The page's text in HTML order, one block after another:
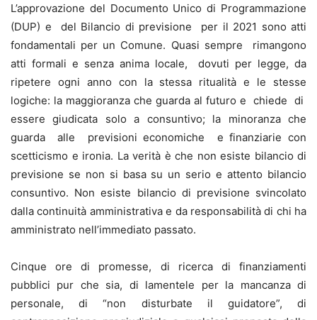
L’approvazione del Documento Unico di Programmazione
(DUP) e del Bilancio di previsione per il 2021 sono atti
fondamentali per un Comune. Quasi sempre rimangono
atti formali e senza anima locale, dovuti per legge, da
ripetere ogni anno con la stessa ritualità e le stesse
logiche: la maggioranza che guarda al futuro e chiede di
essere giudicata solo a consuntivo; la minoranza che
guarda alle previsioni economiche e finanziarie con
scetticismo e ironia. La verità è che non esiste bilancio di
previsione se non si basa su un serio e attento bilancio
consuntivo. Non esiste bilancio di previsione svincolato
dalla continuità amministrativa e da responsabilità di chi ha
amministrato nell’immediato passato.
Cinque ore di promesse, di ricerca di finanziamenti
pubblici pur che sia, di lamentele per la mancanza di
personale, di “non disturbate il guidatore”, di